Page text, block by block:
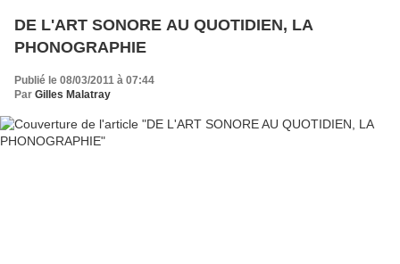
DE L'ART SONORE AU QUOTIDIEN, LA
PHONOGRAPHIE
Publié le 08/03/2011 à 07:44
Par Gilles Malatray